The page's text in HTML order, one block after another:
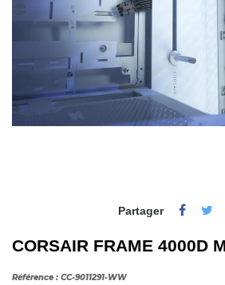
Partager
CORSAIR FRAME 4000D
Référence : CC-9011291-WW